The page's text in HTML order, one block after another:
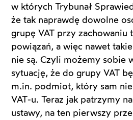
w których Trybunał
że tak naprawdę dowolne
grupę VAT przy zachowaniu
powiązań, a więc nawet
nie są. Czyli możemy sobie
sytuację, że do grupy VAT
m.in. podmiot, który sam
VAT-u. Teraz jak patrzymy
ustawy, na ten pierwszy